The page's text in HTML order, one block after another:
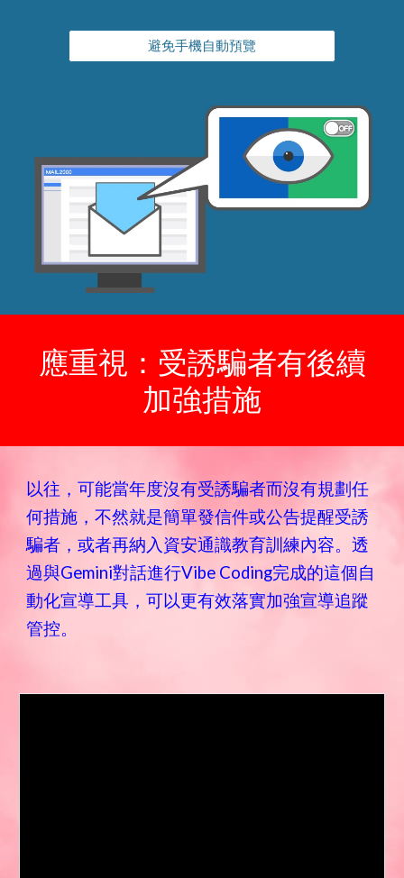
避免手機自動預覽
應重視：受誘騙者有後續
加強措施
以往，可能當年度沒有受誘騙者而沒有規劃任
何措施，不然就是簡單發信件或公告提醒受誘
騙者，或者再納入資安通識教育訓練內容。透
過與Gemini對話進行Vibe Coding完成的這個自
動化宣導工具，可以更有效落實加強宣導追蹤
管控。